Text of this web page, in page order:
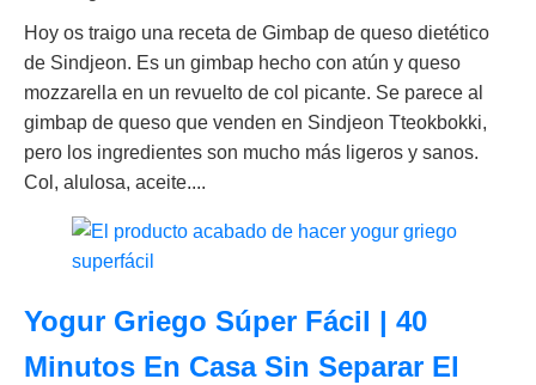
Hoy os traigo una receta de Gimbap de queso dietético
de Sindjeon. Es un gimbap hecho con atún y queso
mozzarella en un revuelto de col picante. Se parece al
gimbap de queso que venden en Sindjeon Tteokbokki,
pero los ingredientes son mucho más ligeros y sanos.
Col, alulosa, aceite....
Yogur Griego Súper Fácil | 40
Minutos En Casa Sin Separar El